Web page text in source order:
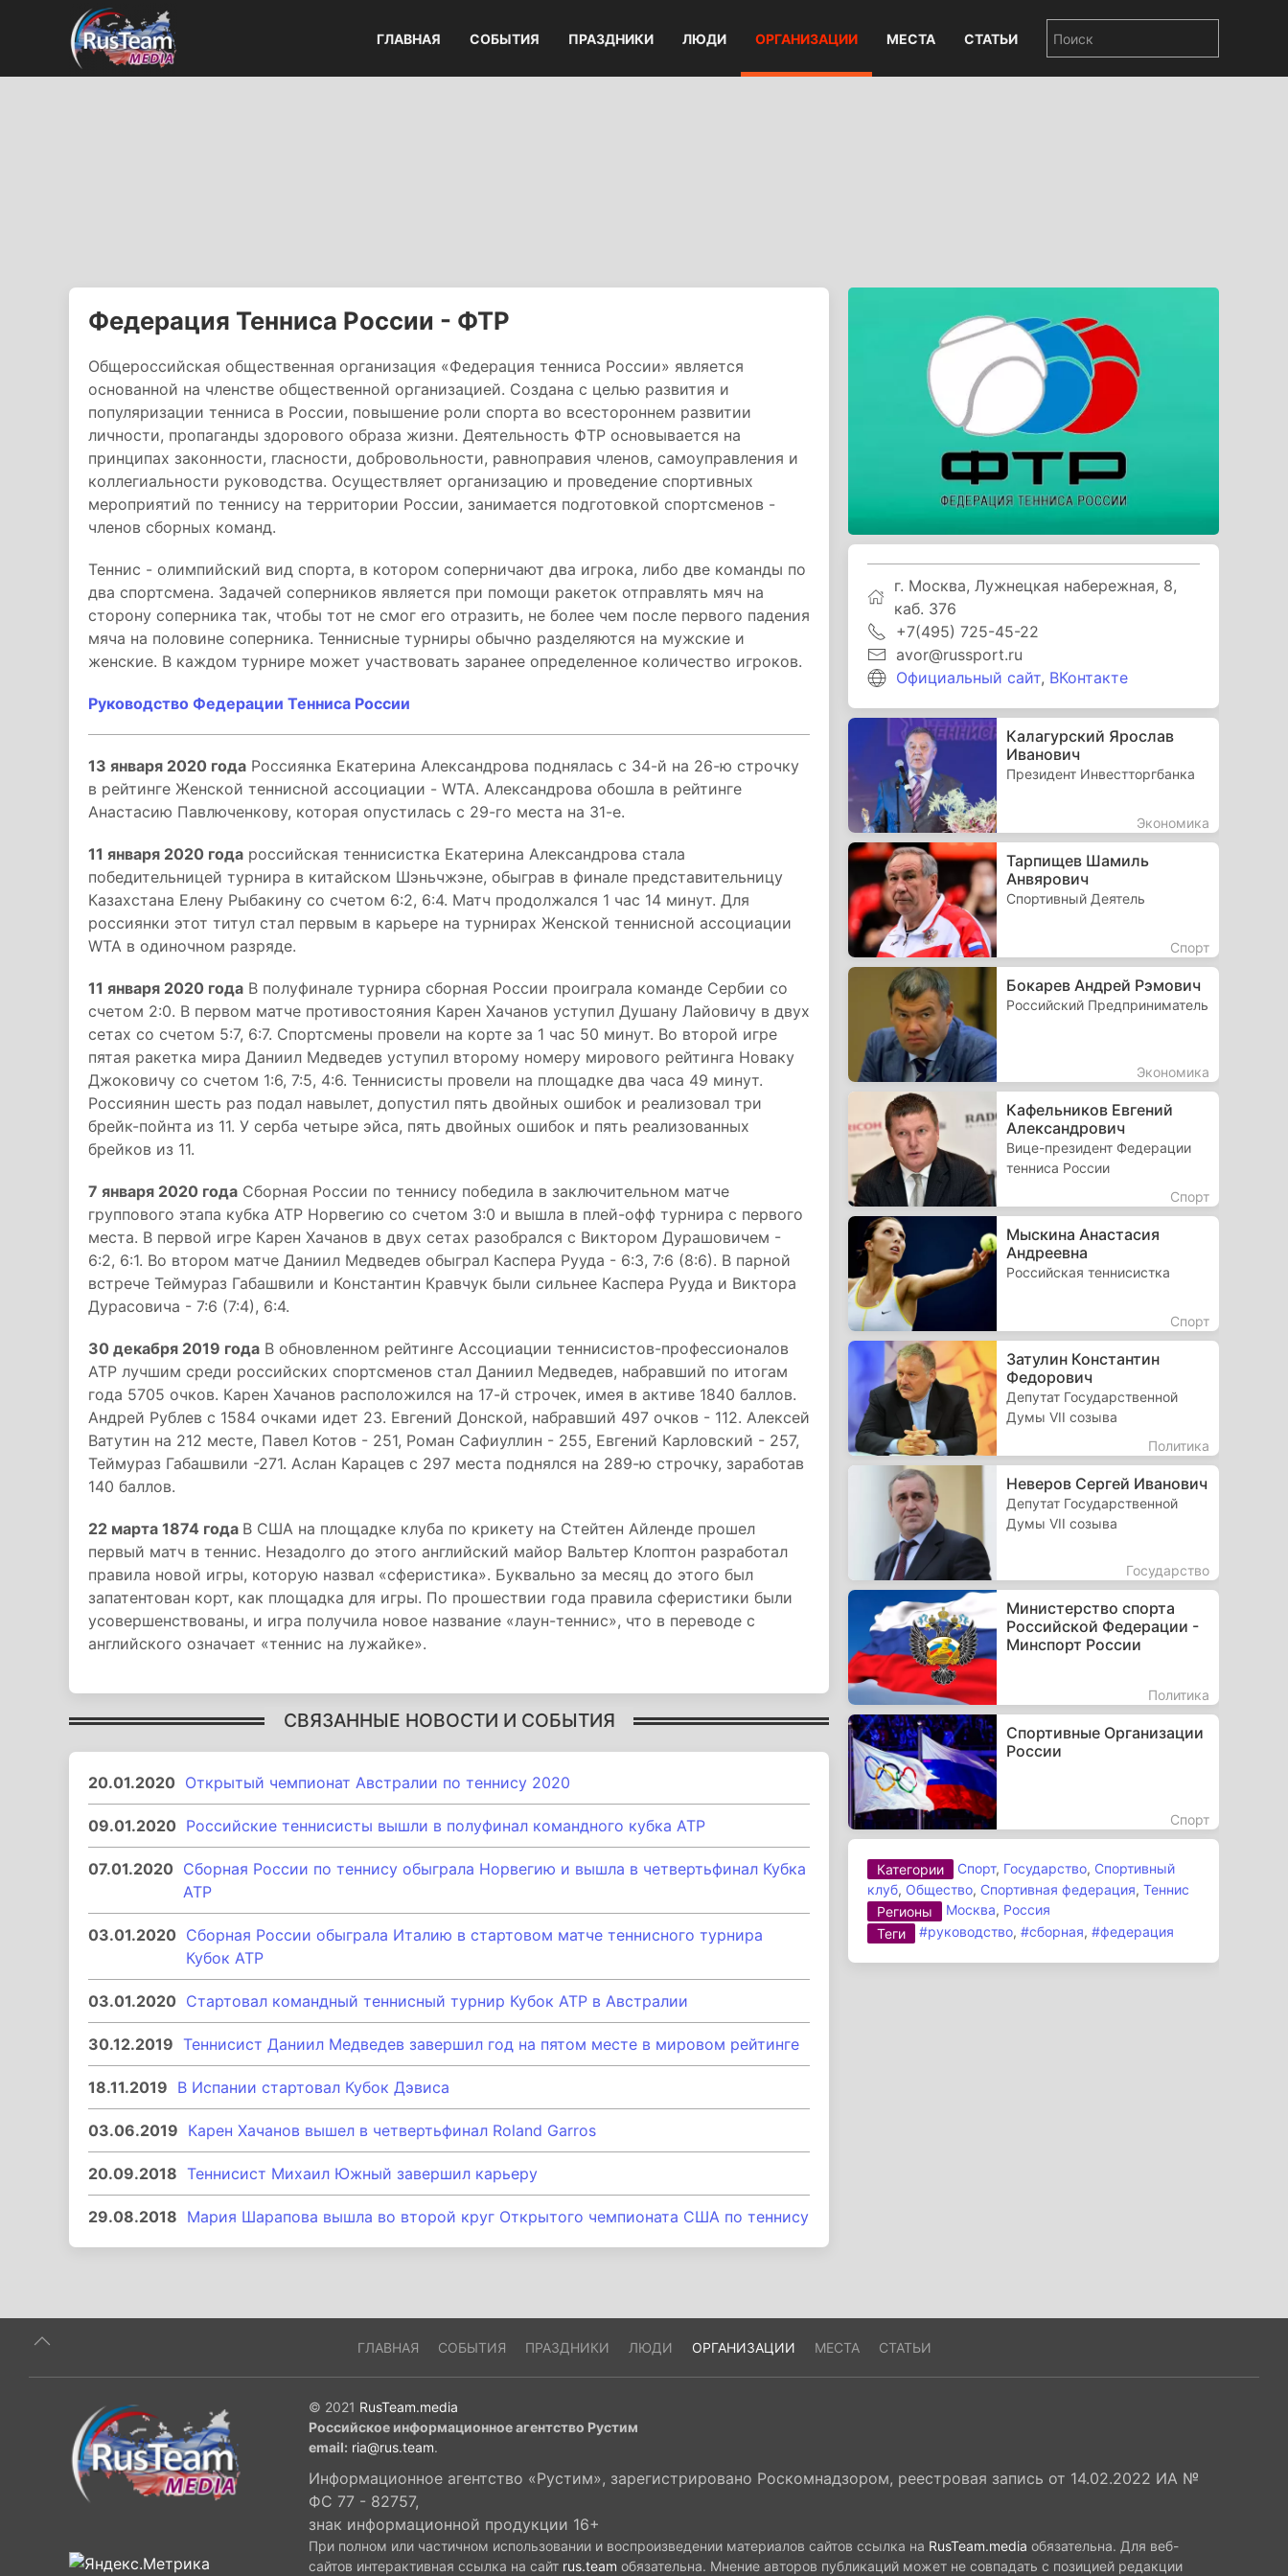
ГЛАВНАЯ СОБЫТИЯ ПРАЗДНИКИ ЛЮДИ ОРГАНИЗАЦИИ МЕСТА СТАТЬИ
Федерация Тенниса России - ФТР
Общероссийская общественная организация «Федерация тенниса России» является
основанной на членстве общественной организацией. Создана с целью развития и
популяризации тенниса в России, повышение роли спорта во всестороннем развитии
личности, пропаганды здорового образа жизни. Деятельность ФТР основывается на
принципах законности, гласности, добровольности, равноправия членов, самоуправления и
коллегиальности руководства. Осуществляет организацию и проведение спортивных
мероприятий по теннису на территории России, занимается подготовкой спортсменов -
членов сборных команд.
Теннис - олимпийский вид спорта, в котором соперничают два игрока, либо две команды по
два спортсмена. Задачей соперников является при помощи ракеток отправлять мяч на
сторону соперника так, чтобы тот не смог его отразить, не более чем после первого падения
мяча на половине соперника. Теннисные турниры обычно разделяются на мужские и
женские. В каждом турнире может участвовать заранее определенное количество игроков.
Руководство Федерации Тенниса России
13 января 2020 года Россиянка Екатерина Александрова поднялась с 34-й на 26-ю строчку
в рейтинге Женской теннисной ассоциации - WTA. Александрова обошла в рейтинге
Анастасию Павлюченкову, которая опустилась с 29-го места на 31-е.
11 января 2020 года российская теннисистка Екатерина Александрова стала
победительницей турнира в китайском Шэньчжэне, обыграв в финале представительницу
Казахстана Елену Рыбакину со счетом 6:2, 6:4. Матч продолжался 1 час 14 минут. Для
россиянки этот титул стал первым в карьере на турнирах Женской теннисной ассоциации
WTA в одиночном разряде.
11 января 2020 года В полуфинале турнира сборная России проиграла команде Сербии со
счетом 2:0. В первом матче противостояния Карен Хачанов уступил Душану Лайовичу в двух
сетах со счетом 5:7, 6:7. Спортсмены провели на корте за 1 час 50 минут. Во второй игре
пятая ракетка мира Даниил Медведев уступил второму номеру мирового рейтинга Новаку
Джоковичу со счетом 1:6, 7:5, 4:6. Теннисисты провели на площадке два часа 49 минут.
Россиянин шесть раз подал навылет, допустил пять двойных ошибок и реализовал три
брейк-пойнта из 11. У серба четыре эйса, пять двойных ошибок и пять реализованных
брейков из 11.
7 января 2020 года Сборная России по теннису победила в заключительном матче
группового этапа кубка АТР Норвегию со счетом 3:0 и вышла в плей-офф турнира с первого
места. В первой игре Карен Хачанов в двух сетах разобрался с Виктором Дурашовичем -
6:2, 6:1. Во втором матче Даниил Медведев обыграл Каспера Рууда - 6:3, 7:6 (8:6). В парной
встрече Теймураз Габашвили и Константин Кравчук были сильнее Каспера Рууда и Виктора
Дурасовича - 7:6 (7:4), 6:4.
30 декабря 2019 года В обновленном рейтинге Ассоциации теннисистов-профессионалов
АТР лучшим среди российских спортсменов стал Даниил Медведев, набравший по итогам
года 5705 очков. Карен Хачанов расположился на 17-й строчек, имея в активе 1840 баллов.
Андрей Рублев с 1584 очками идет 23. Евгений Донской, набравший 497 очков - 112. Алексей
Ватутин на 212 месте, Павел Котов - 251, Роман Сафиуллин - 255, Евгений Карловский - 257,
Теймураз Габашвили -271. Аслан Карацев с 297 места поднялся на 289-ю строчку, заработав
140 баллов.
22 марта 1874 года В США на площадке клуба по крикету на Стейтен Айленде прошел
первый матч в теннис. Незадолго до этого английский майор Вальтер Клоптон разработал
правила новой игры, которую назвал «сферистика». Буквально за месяц до этого был
запатентован корт, как площадка для игры. По прошествии года правила сферистики были
усовершенствованы, и игра получила новое название «лаун-теннис», что в переводе с
английского означает «теннис на лужайке».
СВЯЗАННЫЕ НОВОСТИ И СОБЫТИЯ
20.01.2020 Открытый чемпионат Австралии по теннису 2020
09.01.2020 Российские теннисисты вышли в полуфинал командного кубка АТР
07.01.2020 Сборная России по теннису обыграла Норвегию и вышла в четвертьфинал Кубка
ATP
03.01.2020 Сборная России обыграла Италию в стартовом матче теннисного турнира
Кубок ATP
03.01.2020 Стартовал командный теннисный турнир Кубок ATP в Австралии
30.12.2019 Теннисист Даниил Медведев завершил год на пятом месте в мировом рейтинге
18.11.2019 В Испании стартовал Кубок Дэвиса
03.06.2019 Карен Хачанов вышел в четвертьфинал Roland Garros
20.09.2018 Теннисист Михаил Южный завершил карьеру
29.08.2018 Мария Шарапова вышла во второй круг Открытого чемпионата США по теннису
г. Москва, Лужнецкая набережная, 8,
каб. 376
+7(495) 725-45-22
avor@russport.ru
Официальный сайт, ВКонтакте
Калагурский Ярослав
Иванович
Президент Инвестторгбанка
Экономика
Тарпищев Шамиль
Анвярович
Спортивный Деятель
Спорт
Бокарев Андрей Рэмович
Российский Предприниматель
Экономика
Кафельников Евгений
Александрович
Вице-президент Федерации
тенниса России
Спорт
Мыскина Анастасия
Андреевна
Российская теннисистка
Спорт
Затулин Константин
Федорович
Депутат Государственной
Думы VII созыва
Политика
Неверов Сергей Иванович
Депутат Государственной
Думы VII созыва
Государство
Министерство спорта
Российской Федерации -
Минспорт России
Политика
Спортивные Организации
России
Спорт
Категории Спорт, Государство, Спортивный
клуб, Общество, Спортивная федерация,Теннис
Регионы
Москва, Россия
Теги
#руководство,#сборная,#федерация
ГЛАВНАЯ СОБЫТИЯ ПРАЗДНИКИ ЛЮДИ ОРГАНИЗАЦИИ МЕСТА СТАТЬИ
© 2021 RusTeam.media
Российское информационное агентство Рустим
email: ria@rus.team.
Информационное агентство «Рустим», зарегистрировано Роскомнадзором, реестровая запись от 14.02.2022 ИА №
ФС 77 - 82757,
знак информационной продукции 16+
При полном или частичном использовании и воспроизведении материалов сайтов ссылка на RusTeam.media обязательна. Для веб-
сайтов интерактивная ссылка на сайт rus.team обязательна. Мнение авторов публикаций может не совпадать с позицией редакции